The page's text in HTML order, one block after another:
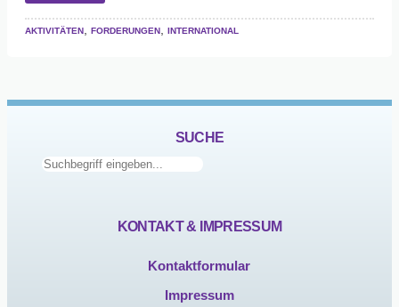
Internationales
Intersex
Brüssel
Aktivitäten Forderungen International
SUCHE
Suchen
KONTAKT & IMPRESSUM
Kontaktformular
Impressum